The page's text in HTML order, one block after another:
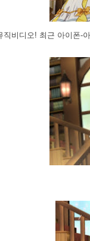
직비디오! 최근 아이폰-